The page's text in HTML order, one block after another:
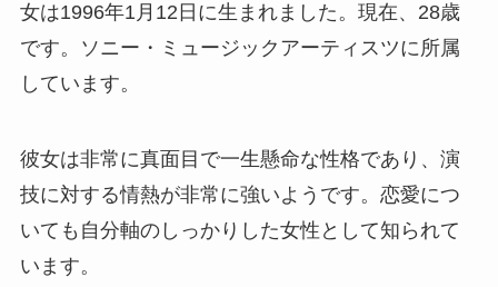
女は1996年1月12日に生まれました。現在、28歳
です。ソニー・ミュージックアーティスツに所属
しています。
彼女は非常に真面目で一生懸命な性格であり、演
技に対する情熱が非常に強いようです。恋愛につ
いても自分軸のしっかりした女性として知られて
います。